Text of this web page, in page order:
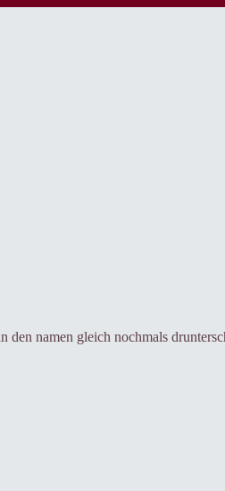
namen gleich nochmals